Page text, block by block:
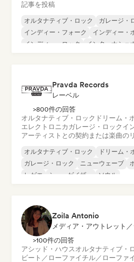
記事を投稿
オルタナティブ・ロック
ガレージ・
インディー・フォーク
インディー・
インディー・ロック
インターナショ
Pravda Records
レーベル
>800件の回答
オルタナティブ・ロック ドリーム・
エレクトロニカガレージ・ロックイ
アーティストとの契約または楽曲の
オルタナティブ・ロック
ドリーム・
ガレージ・ロック
ニューウェーブ
レゲエ
シューゲイザー ソウル
Zoila Antonio
メディア・アウトレット
>100件の回答
アシッド・ハウスオルタナティブ・
ビート／ローファイチル／ローファ